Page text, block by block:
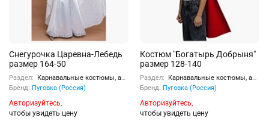
Снегурочка Царевна-Лебедь
размер 164-50
Раздел:
Карнавальные костюмы, аксессуары
Бренд: Пуговка (Россия)
Авторизуйтесь,
чтобы увидеть цену
Костюм "Богатырь Добрыня"
размер 128-140
Раздел:
Карнавальные костюмы, аксессуары
Бренд: Пуговка (Россия)
Авторизуйтесь,
чтобы увидеть цену